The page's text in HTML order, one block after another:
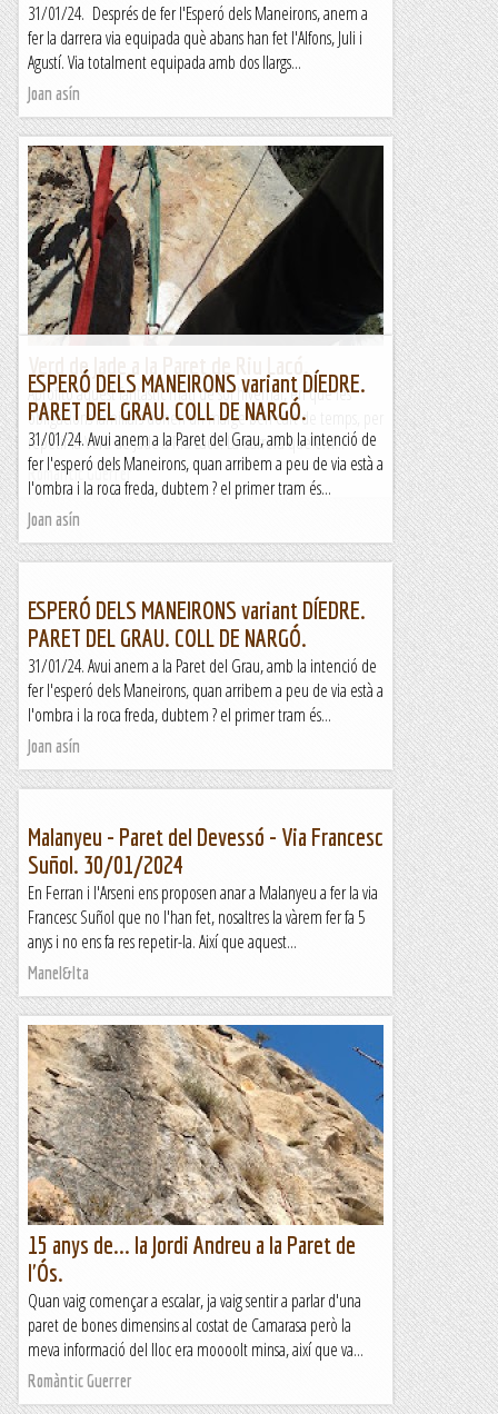
31/01/24. Després de fer l'Esperó dels Maneirons, anem a
fer la darrera via equipada què abans han fet l'Alfons, Juli i
Agustí. Via totalment equipada amb dos llargs...
Joan asín
Verd de Jade a la Paret de Riu Lacó.
Aprofito aquest fantàstic matí de sol hivernal, en que les
obligacions familiars donen un marge ben curt de temps, per
repetir la Verd de Jade a Riu Lacó. La darrera que em...
Romàntic Guerrer
ESPERÓ DELS MANEIRONS variant DÍEDRE.
PARET DEL GRAU. COLL DE NARGÓ.
31/01/24. Avui anem a la Paret del Grau, amb la intenció de
fer l'esperó dels Maneirons, quan arribem a peu de via està a
l'ombra i la roca freda, dubtem ? el primer tram és...
Joan asín
ESPERÓ DELS MANEIRONS variant DÍEDRE.
PARET DEL GRAU. COLL DE NARGÓ.
31/01/24. Avui anem a la Paret del Grau, amb la intenció de
fer l'esperó dels Maneirons, quan arribem a peu de via està a
l'ombra i la roca freda, dubtem ? el primer tram és...
Joan asín
Malanyeu - Paret del Devessó - Via Francesc
Suñol. 30/01/2024
En Ferran i l'Arseni ens proposen anar a Malanyeu a fer la via
Francesc Suñol que no l'han fet, nosaltres la vàrem fer fa 5
anys i no ens fa res repetir-la. Així que aquest...
Manel&Ita
15 anys de... la Jordi Andreu a la Paret de
l'Ós.
Quan vaig començar a escalar, ja vaig sentir a parlar d'una
paret de bones dimensins al costat de Camarasa però la
meva informació del lloc era moooolt minsa, així que va...
Romàntic Guerrer